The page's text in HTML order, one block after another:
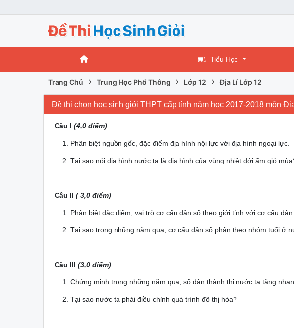
Tiểu Học
Trang Chủ › Trung Học Phổ Thông › Lớp 12 › Địa Lí Lớp 12
Đề thi chọn học sinh giỏi THPT cấp tỉnh năm học 2017-2018 môn
Câu I (4,0 điểm)
1. Phân biệt nguồn gốc, đặc điểm địa hình nội lực với địa hình ngoại lực.
2. Tại sao nói địa hình nước ta là địa hình của vùng nhiệt đới ẩm gió
Câu II ( 3,0 điểm)
1. Phân biệt đặc điểm, vai trò cơ cấu dân số theo giới tính với cơ cấu
2. Tại sao trong những năm qua, cơ cấu dân số phân theo nhóm tuổi ở
Câu III (3,0 điểm)
1. Chứng minh trong những năm qua, số dân thành thị nước ta tăng
2. Tại sao nước ta phải điều chỉnh quá trình đô thị hóa?